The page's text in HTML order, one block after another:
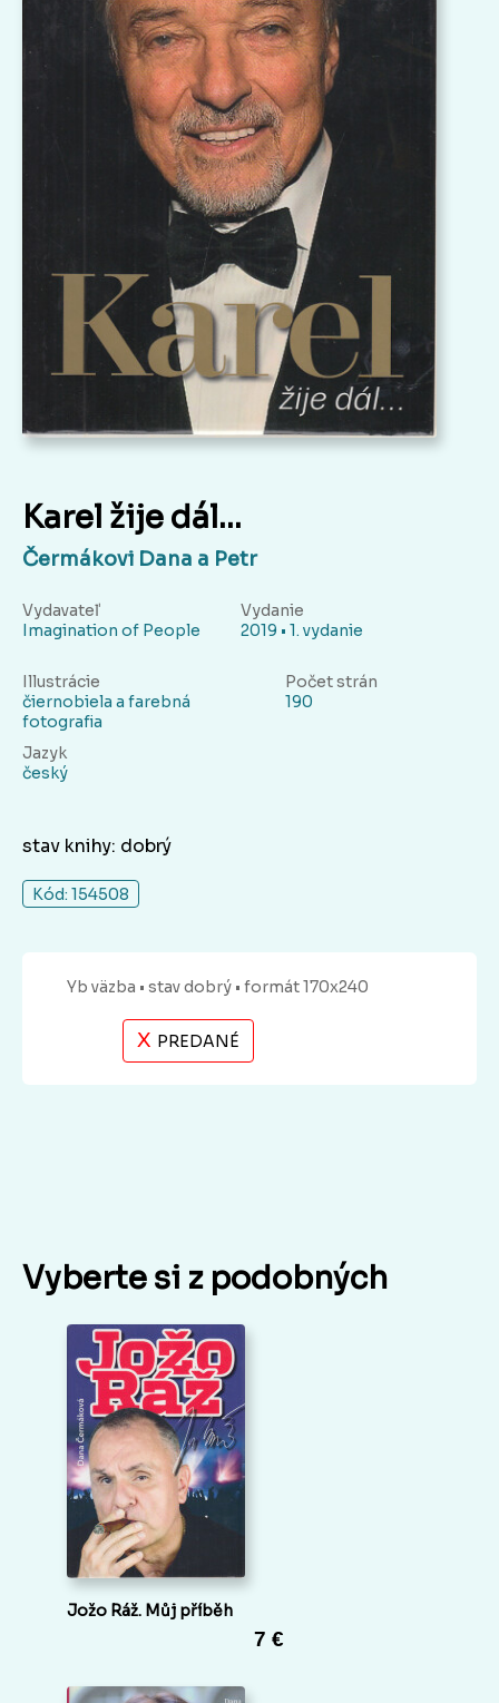
Karel žije dál…
Čermákovi Dana a Petr
Vydavateľ
Imagination of People
Vydanie
2019 • 1. vydanie
Illustrácie
čiernobiela a farebná
fotografia
Počet strán
190
Jazyk
český
stav knihy: dobrý
Kód: 154508
Yb väzba • stav dobrý • formát 170x240
X PREDANÉ
Vyberte si z podobných
Jožo Ráž. Můj příběh
7 €